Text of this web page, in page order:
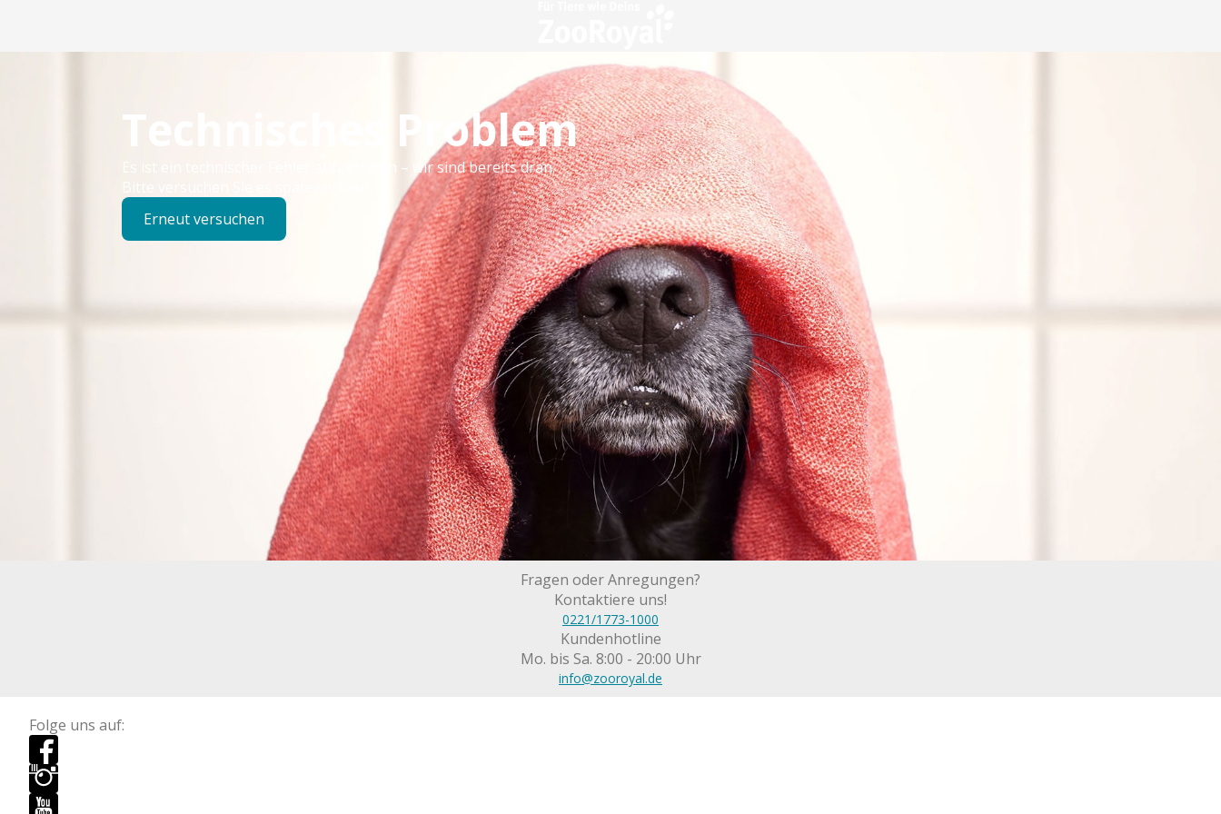
Technisches Problem
Es ist ein technischer Fehler aufgetreten – wir sind bereits dran.
Bitte versuchen Sie es später erneut.
Erneut versuchen
Fragen oder Anregungen?
Kontaktiere uns!
0221/1773-1000
Kundenhotline
Mo. bis Sa. 8:00 - 20:00 Uhr
info@zooroyal.de
Folge uns auf: